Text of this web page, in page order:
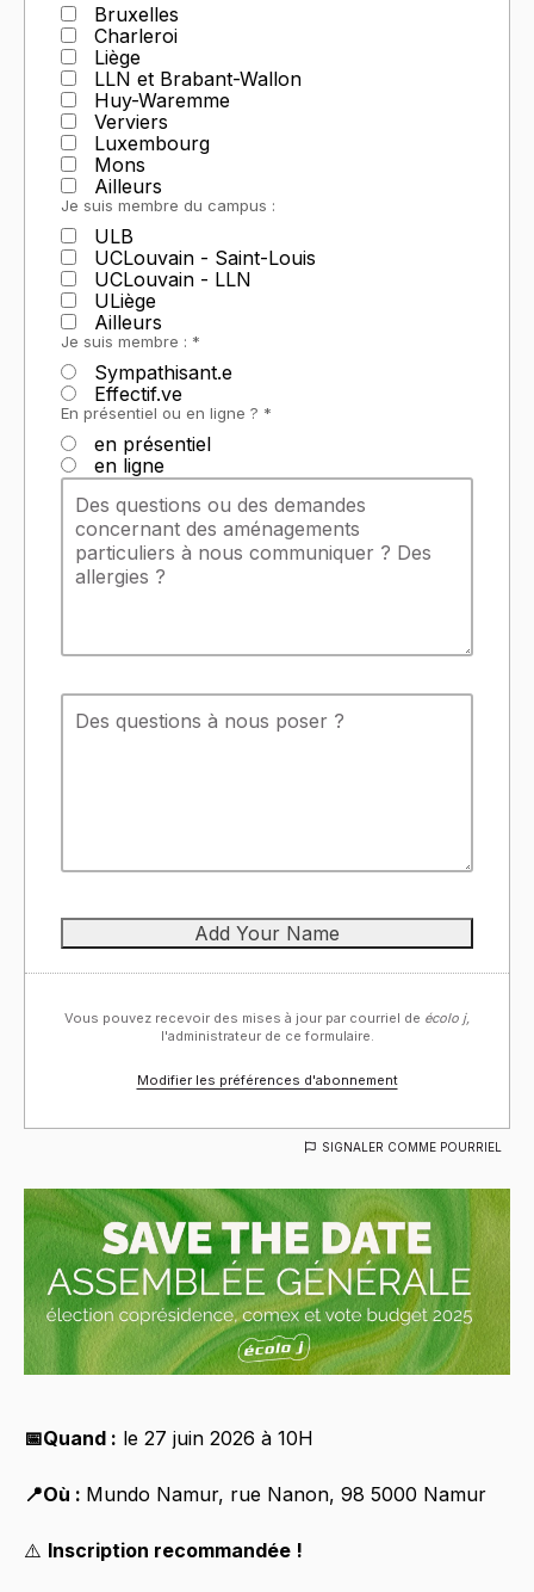
Bruxelles
Charleroi
Liège
LLN et Brabant-Wallon
Huy-Waremme
Verviers
Luxembourg
Mons
Ailleurs
Je suis membre du campus :
ULB
UCLouvain - Saint-Louis
UCLouvain - LLN
ULiège
Ailleurs
Je suis membre : *
Sympathisant.e
Effectif.ve
En présentiel ou en ligne ? *
en présentiel
en ligne
Vous pouvez recevoir des mises à jour par courriel de écolo j,
l'administrateur de ce formulaire.
Modifier les préférences d'abonnement
SIGNALER COMME POURRIEL
📅Quand : le 27 juin 2026 à 10H
📍Où : Mundo Namur, rue Nanon, 98 5000 Namur
⚠️ Inscription recommandée !